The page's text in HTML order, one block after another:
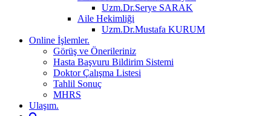
Uzm.Dr.Serye SARAK
Aile Hekimliği
Uzm.Dr.Mustafa KURUM
Online İşlemler.
Görüş ve Önerileriniz
Hasta Başvuru Bildirim Sistemi
Doktor Çalışma Listesi
Tahlil Sonuç
MHRS
Ulaşım.